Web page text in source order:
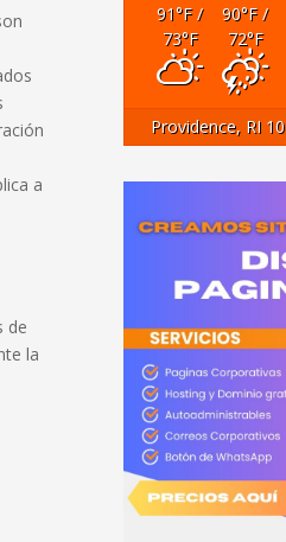
a
de
la
91°F/
73°F
90°F/
72°F
Providence, RI10